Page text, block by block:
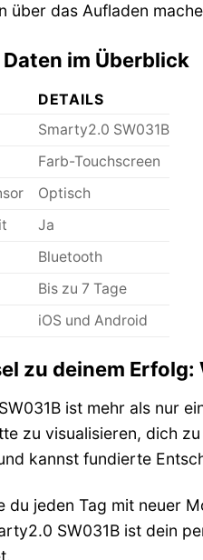
über das Aufladen
im Überblick
DETAILS
Smarty2.0 SW031B
Farb-Touchscreen
Optisch
Ja
Bluetooth
Bis zu 7 Tage
iOS und Android
zu deinem
ist mehr als nur
zu visualisieren, dich
kannst fundierte
du jeden Tag mit neuer
SW031B ist dein